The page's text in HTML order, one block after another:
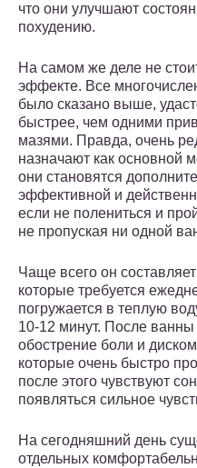
что они улучшают
похудению.
На самом же деле не
эффекте. Все
было сказано выше,
быстрее, чем одними
мазями. Правда, очень
назначают как основной
они становятся
эффективной и
если не полениться и
не пропуская ни одной
Чаще всего он
которые требуется
погружается в теплую
10-12 минут. После
обострение боли и
которые очень быстро
после этого чувствуют
появляться сильное
На сегодняшний день
отдельных